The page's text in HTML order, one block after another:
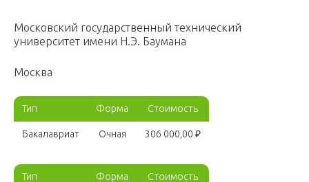
Московский государственный технический
университет имени Н.Э. Баумана
Москва
Тип Форма Стоимость
Бакалавриат Очная 306 000,00 ₽
Тип Форма Стоимость